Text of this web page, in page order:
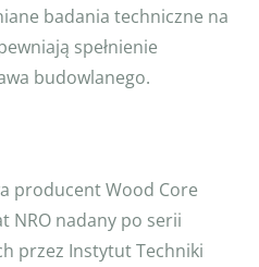
badania techniczne na
spełnienie
budowlanego.
producent Wood Core
NRO nadany po serii
przez Instytut Techniki